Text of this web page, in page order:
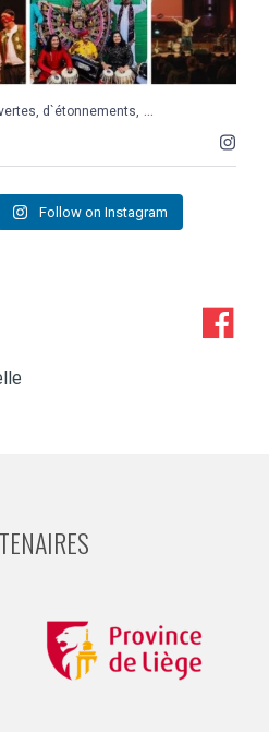
d`étonnements, ...
Follow on Instagram